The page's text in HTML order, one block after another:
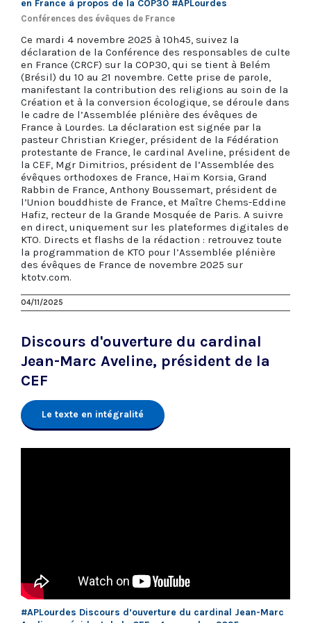
en France à propos de la COP30 #APLourdes
Conférences des évêques de France
Ce mardi 4 novembre 2025 à 10h45, suivez la
déclaration de la Conférence des responsables de culte
en France (CRCF) sur la COP30, qui se tient à Belém
(Brésil) du 10 au 21 novembre. Cette prise de parole,
manifestant la contribution des religions au soin de la
Création et à la conversion écologique, se déroule dans
le cadre de l’Assemblée plénière des évêques de
France à Lourdes. La déclaration est signée par la
pasteur Christian Krieger, président de la Fédération
protestante de France, le cardinal Aveline, président de
la CEF, Mgr Dimitrios, président de l’Assemblée des
évêques orthodoxes de France, Haïm Korsia, Grand
Rabbin de France, Anthony Boussemart, président de
l’Union bouddhiste de France, et Maître Chems-Eddine
Hafiz, recteur de la Grande Mosquée de Paris. A suivre
en direct, uniquement sur les plateformes digitales de
KTO. Directs et flashs de la rédaction : retrouvez toute
la programmation de KTO pour l’Assemblée plénière
des évêques de France de novembre 2025 sur
ktotv.com.
04/11/2025
Discours d'ouverture du cardinal
Jean-Marc Aveline, président de la
CEF
Le texte en intégralité
#APLourdes Discours d’ouverture du cardinal Jean-Marc